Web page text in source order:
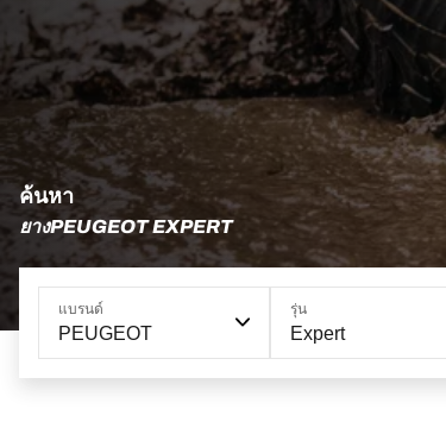
ค้นหา
ยางPEUGEOT EXPERT
แบรนด์
PEUGEOT
รุ่น
Expert